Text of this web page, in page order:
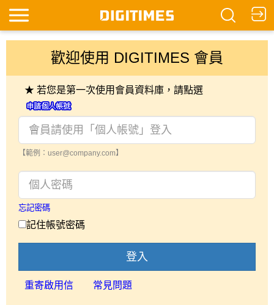
歡迎使用 DIGITIMES 會員
★ 若您是第一次使用會員資料庫，請點選
【範例：user@company.com】
忘記密碼
記住帳號密碼
登入
重寄啟用信 常見問題